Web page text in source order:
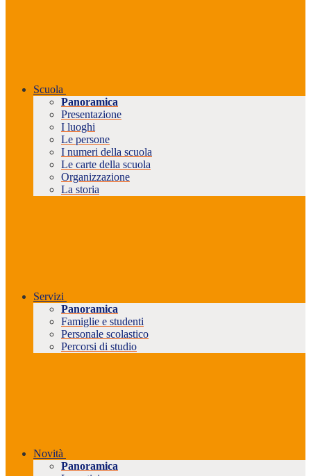
Scuola
Panoramica
Presentazione
I luoghi
Le persone
I numeri della scuola
Le carte della scuola
Organizzazione
La storia
Servizi
Panoramica
Famiglie e studenti
Personale scolastico
Percorsi di studio
Novità
Panoramica